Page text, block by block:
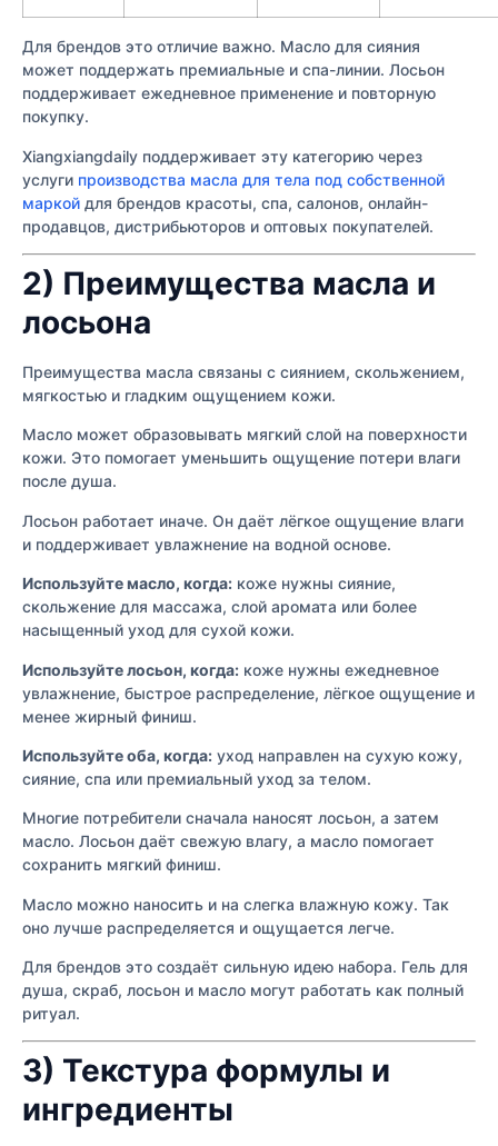
Для брендов это отличие важно. Масло для сияния
может поддержать премиальные и спа-линии. Лосьон
поддерживает ежедневное применение и повторную
покупку.
Xiangxiangdaily поддерживает эту категорию через
услуги производства масла для тела под собственной
маркой для брендов красоты, спа, салонов, онлайн-
продавцов, дистрибьюторов и оптовых покупателей.
2) Преимущества масла и
лосьона
Преимущества масла связаны с сиянием, скольжением,
мягкостью и гладким ощущением кожи.
Масло может образовывать мягкий слой на поверхности
кожи. Это помогает уменьшить ощущение потери влаги
после душа.
Лосьон работает иначе. Он даёт лёгкое ощущение влаги
и поддерживает увлажнение на водной основе.
Используйте масло, когда: коже нужны сияние,
скольжение для массажа, слой аромата или более
насыщенный уход для сухой кожи.
Используйте лосьон, когда: коже нужны ежедневное
увлажнение, быстрое распределение, лёгкое ощущение и
менее жирный финиш.
Используйте оба, когда: уход направлен на сухую кожу,
сияние, спа или премиальный уход за телом.
Многие потребители сначала наносят лосьон, а затем
масло. Лосьон даёт свежую влагу, а масло помогает
сохранить мягкий финиш.
Масло можно наносить и на слегка влажную кожу. Так
оно лучше распределяется и ощущается легче.
Для брендов это создаёт сильную идею набора. Гель для
душа, скраб, лосьон и масло могут работать как полный
ритуал.
3) Текстура формулы и
ингредиенты